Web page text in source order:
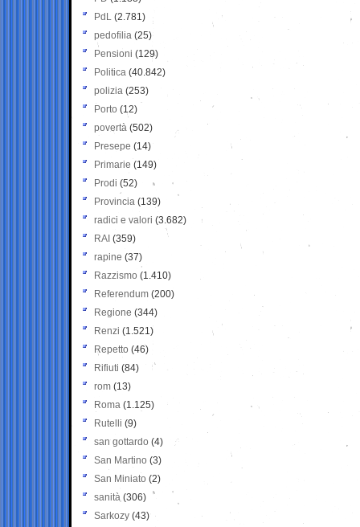
PdL (2.781)
pedofilia (25)
Pensioni (129)
Politica (40.842)
polizia (253)
Porto (12)
povertà (502)
Presepe (14)
Primarie (149)
Prodi (52)
Provincia (139)
radici e valori (3.682)
RAI (359)
rapine (37)
Razzismo (1.410)
Referendum (200)
Regione (344)
Renzi (1.521)
Repetto (46)
Rifiuti (84)
rom (13)
Roma (1.125)
Rutelli (9)
san gottardo (4)
San Martino (3)
San Miniato (2)
sanità (306)
Sarkozy (43)